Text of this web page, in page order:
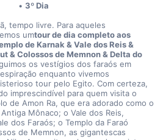
3º Dia
tempo livre. Para aqueles
umtour de dia completo aos
de Karnak & Vale dos Reis &
& Colossos de Memnon & Delta do
os vestígios dos faraós em
enquanto vivemos
tour pelo Egito. Com certeza,
imprescindível para quem visita o
de Amon Ra, que era adorado como o
Mônaco; o Vale dos Reis,
dos Faraós; o Templo da Faraó
de Memnon, as gigantescas